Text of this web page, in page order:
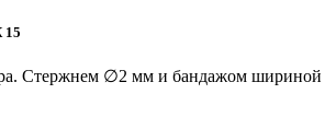
15
Стержнем ∅2 мм и бандажом шириной